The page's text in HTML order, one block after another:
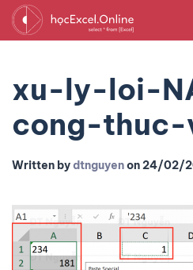
xu-ly-loi-
cong-thuc-
Written bydtnguyenon24/02/